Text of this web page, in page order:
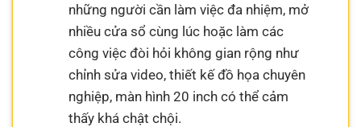
những người cần làm việc đa nhiệm, mở
nhiều cửa sổ cùng lúc hoặc làm các
công việc đòi hỏi không gian rộng như
chỉnh sửa video, thiết kế đồ họa chuyên
nghiệp, màn hình 20 inch có thể cảm
thấy khá chật chội.